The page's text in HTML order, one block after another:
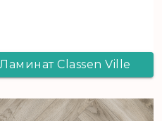
Classen Ville